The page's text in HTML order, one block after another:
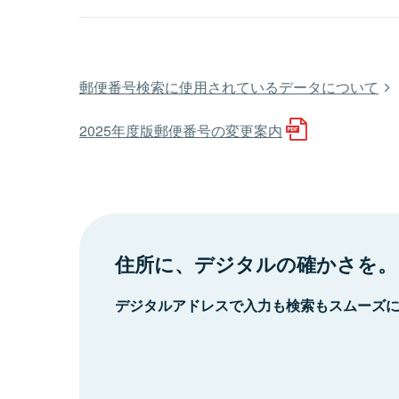
郵便番号検索に使用されているデータについて
2025年度版郵便番号の変更案内
住所に、デジタルの確かさを。
デジタルアドレスで入力も検索もスムーズ